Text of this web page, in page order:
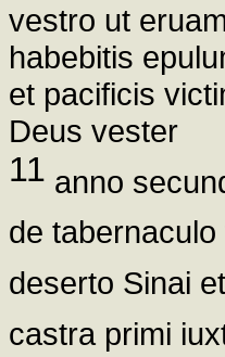
vestro ut
habebitis
et pacificis
Deus vester
11 anno
de
deserto Sinai
castra primi